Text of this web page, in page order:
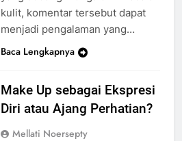
kulit, komentar tersebut dapat
menjadi pengalaman yang…
Baca Lengkapnya
Make Up sebagai Ekspresi
Diri atau Ajang Perhatian?
Mellati Noersepty